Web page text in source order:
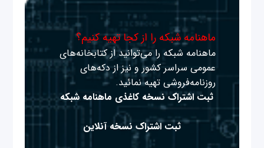
ماهنامه شبکه را از کجا تهیه کنیم؟
ماهنامه شبکه را می‌توانید از کتابخانه‌های
عمومی سراسر کشور و نیز از دکه‌های
روزنامه‌فروشی تهیه نمائید.
ثبت اشتراک نسخه کاغذی ماهنامه شبکه
ثبت اشتراک نسخه آنلاین